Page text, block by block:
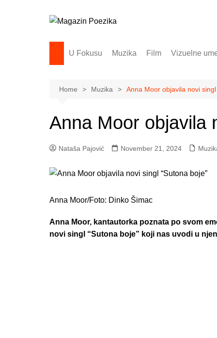
U Fokusu Muzika Film Vizuelne
Home Muzika Anna Moor objavila novi singl
Anna Moor objavila
Nataša Pajović November 21, 2024
Anna Moor/Foto: Dinko Šimac
Anna Moor, kantautorka poznata po svom
novi singl “Sutona boje” koji nas uvodi u